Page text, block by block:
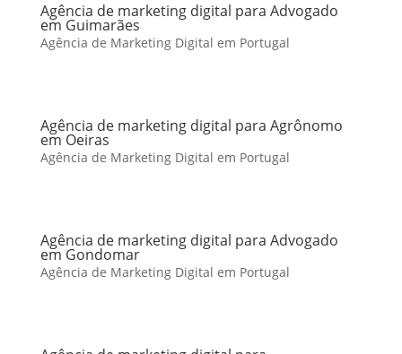
Agência de marketing digital para Advogado
em Guimarães
Agência de Marketing Digital em Portugal
Agência de marketing digital para Agrônomo
em Oeiras
Agência de Marketing Digital em Portugal
Agência de marketing digital para Advogado
em Gondomar
Agência de Marketing Digital em Portugal